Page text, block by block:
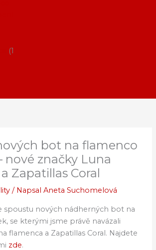
1
bot na flamenco
nové značky Luna
Zapatillas Coral
/ NapsalAneta Suchomelová
spoustu nových nádherných bot na
se kterými jsme právě navázali
flamenca a Zapatillas Coral. Najdete
zde.